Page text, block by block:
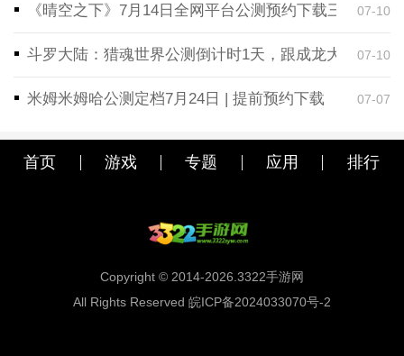
《晴空之下》7月14日全网平台公测预约下载三端同步
07-10
斗罗大陆：猎魂世界公测倒计时1天，跟成龙大哥一起
07-10
米姆米姆哈公测定档7月24日 | 提前预约下载 07-07
首页 游戏 专题 应用 排行
Copyright © 2014-2026.3322手游网
All Rights Reserved 皖ICP备2024033070号-2